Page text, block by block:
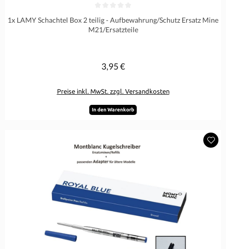
1x LAMY Schachtel Box 2 teilig - Aufbewahrung/Schutz Ersatz Mine
M21/Ersatzteile
Regulärer Preis:
3,95 €
Preise inkl. MwSt. zzgl. Versandkosten
In den Warenkorb